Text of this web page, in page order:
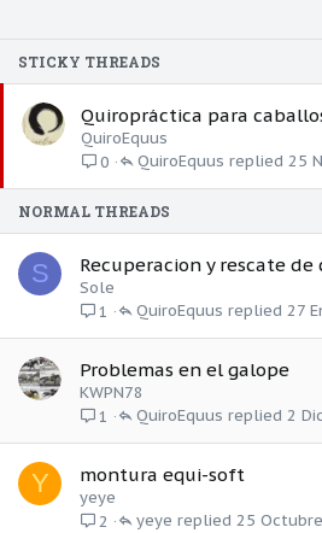
STICKY THREADS
Quiropráctica para
QuiroEquus
0
25
QuiroEquus
NORMAL THREADS
S Recuperacion y rescate
Sole
1
27
QuiroEquus
Problemas en el galope
KWPN78
1
2
QuiroEquus
Y montura equi-soft
yeye
2
25
yeye